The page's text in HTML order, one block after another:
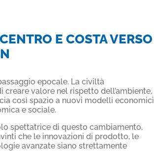
E COSTA VERSO
epocale. La civiltà
valore nel rispetto dell’ambiente,
così spazio a nuovi modelli economici
e sociale.
spettatrice di questo cambiamento,
che le innovazioni di prodotto, le
avanzate siano strettamente